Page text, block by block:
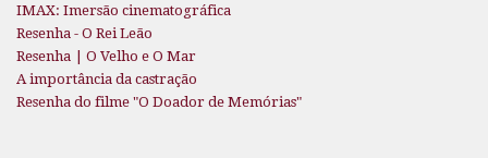
IMAX: Imersão cinematográfica
Resenha - O Rei Leão
Resenha | O Velho e O Mar
A importância da castração
Resenha do filme "O Doador de Memórias"